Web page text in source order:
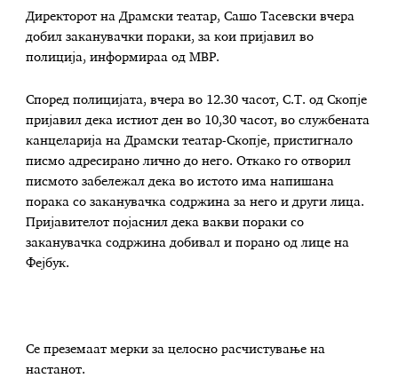
Директорот на Драмски театар, Сашо Тасевски вчера
добил заканувачки пораки, за кои пријавил во
полиција, информираа од МВР.
Според полицијата, вчера во 12.30 часот, С.Т. од Скопје
пријавил дека истиот ден во 10,30 часот, во службената
канцеларија на Драмски театар-Скопје, пристигнало
писмо адресирано лично до него. Откако го отворил
писмото забележал дека во истото има напишана
порака со заканувачка содржина за него и други лица.
Пријавителот појаснил дека вакви пораки со
заканувачка содржина добивал и порано од лице на
Фејбук.
Се преземаат мерки за целосно расчистување на
настанот.